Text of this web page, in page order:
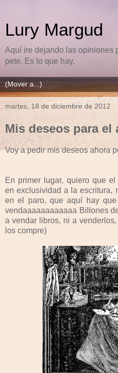
Lury Margud
Aquí ire dejando las opiniones
pete. Es lo que hay.
martes, 18 de diciembre de 2012
Mis deseos para el
Voy a pedir mis deseos ahora
En primer lugar, quiero que
en exclusividad a la escritura,
en el paro, que aquí hay
vendaaaaaaaaaaaa Billones
a vendar libros, ni a
los compre)